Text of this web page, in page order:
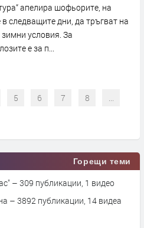
апелира шофьорите, на
следващите дни, да тръгват на
условия. За
е за п...
5 6 7 8 ...
Горещи теми
– 309 публикации, 1 видео
– 3892 публикации, 14 видеа